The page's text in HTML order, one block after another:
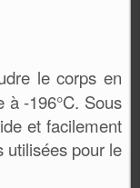
le corps en
à -196°C. Sous
et facilement
utilisées pour le